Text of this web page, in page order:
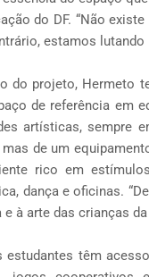
do DF. “Não
estamos
do projeto, Hermeto
de referência em
artísticas, sempre
de um
rico em
dança e oficinas.
e à arte das crianças
estudantes têm